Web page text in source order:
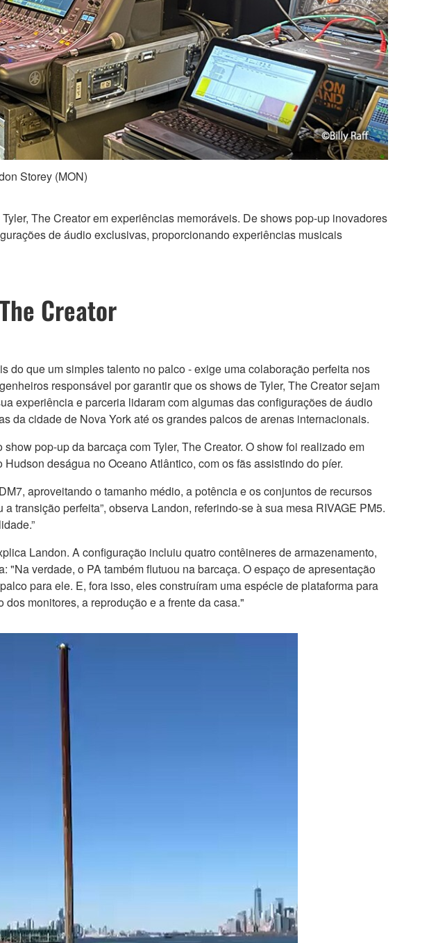
Storey (MON)
The Creator em experiências memoráveis. De shows pop-up inovadores
de áudio exclusivas, proporcionando experiências musicais
Creator
que um simples talento no palco - exige uma colaboração perfeita nos
responsável por garantir que os shows de Tyler, The Creator sejam
experiência e parceria lidaram com algumas das configurações de áudio
da cidade de Nova York até os grandes palcos de arenas internacionais.
pop-up da barcaça com Tyler, The Creator. O show foi realizado em
deságua no Oceano Atlântico, com os fãs assistindo do píer.
aproveitando o tamanho médio, a potência e os conjuntos de recursos
transição perfeita”, observa Landon, referindo-se à sua mesa RIVAGE PM5.
Landon. A configuração incluiu quatro contêineres de armazenamento,
verdade, o PA também flutuou na barcaça. O espaço de apresentação
para ele. E, fora isso, eles construíram uma espécie de plataforma para
monitores, a reprodução e a frente da casa."